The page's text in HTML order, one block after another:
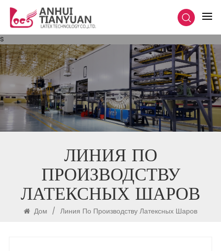
s
ЛИНИЯ ПО
ПРОИЗВОДСТВУ
ЛАТЕКСНЫХ ШАРОВ
Дом / Линия По Производству Латексных Шаров